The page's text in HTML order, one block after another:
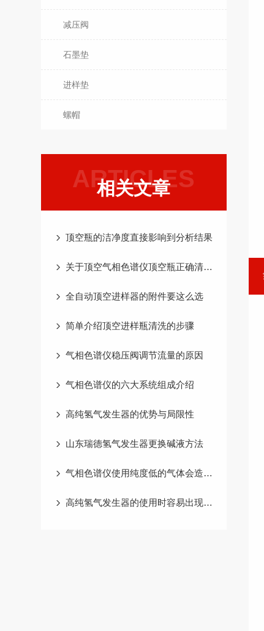
减压阀
石墨垫
进样垫
螺帽
ARTICLES
相关文章
顶空瓶的洁净度直接影响到分析结果
关于顶空气相色谱仪顶空瓶正确清洗方式方法
全自动顶空进样器的附件要这么选
简单介绍顶空进样瓶清洗的步骤
气相色谱仪稳压阀调节流量的原因
气相色谱仪的六大系统组成介绍
高纯氢气发生器的优势与局限性
山东瑞德氢气发生器更换碱液方法
气相色谱仪使用纯度低的气体会造成哪些影响
高纯氢气发生器的使用时容易出现哪些故障？